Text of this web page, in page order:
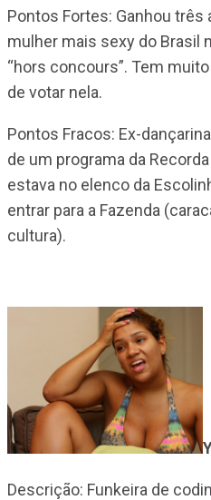
Pontos Fortes: Ganhou
mulher mais sexy do Brasil
“hors concours”. Tem
de votar nela.
Pontos Fracos: Ex-
de um programa da
estava no elenco da
entrar para a Fazenda
cultura).
Descrição: Funkeira de